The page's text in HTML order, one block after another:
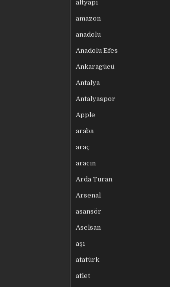
altyapı
amazon
anadolu
Anadolu Efes
Ankaragücü
Antalya
Antalyaspor
Apple
araba
araç
aracın
Arda Turan
Arsenal
asansör
Aselsan
aşı
atatürk
atlet